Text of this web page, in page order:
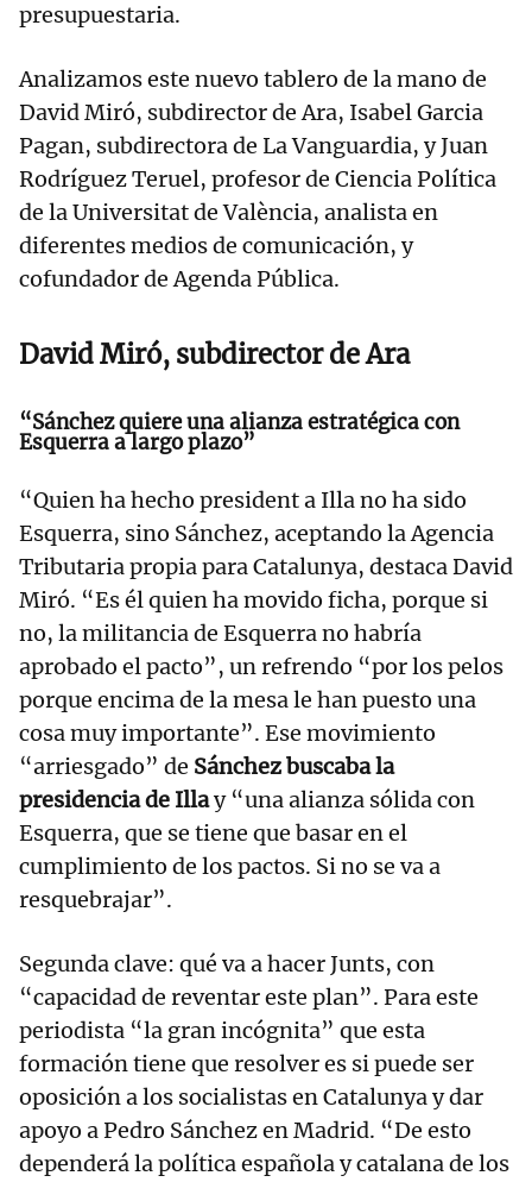
presupuestaria.
Analizamos este nuevo tablero de la mano de
David Miró, subdirector de Ara, Isabel Garcia
Pagan, subdirectora de La Vanguardia, y Juan
Rodríguez Teruel, profesor de Ciencia Política
de la Universitat de València, analista en
diferentes medios de comunicación, y
cofundador de Agenda Pública.
David Miró, subdirector de Ara
“Sánchez quiere una alianza estratégica con
Esquerra a largo plazo”
“Quien ha hecho president a Illa no ha sido
Esquerra, sino Sánchez, aceptando la Agencia
Tributaria propia para Catalunya, destaca David
Miró. “Es él quien ha movido ficha, porque si
no, la militancia de Esquerra no habría
aprobado el pacto”, un refrendo “por los pelos
porque encima de la mesa le han puesto una
cosa muy importante”. Ese movimiento
“arriesgado” de Sánchez buscaba la
presidencia de Illay “una alianza sólida con
Esquerra, que se tiene que basar en el
cumplimiento de los pactos. Si no se va a
resquebrajar”.
Segunda clave: qué va a hacer Junts, con
“capacidad de reventar este plan”. Para este
periodista “la gran incógnita” que esta
formación tiene que resolver es si puede ser
oposición a los socialistas en Catalunya y dar
apoyo a Pedro Sánchez en Madrid. “De esto
dependerá la política española y catalana de los